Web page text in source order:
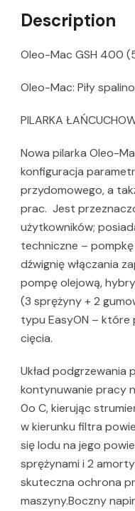
Description
Oleo-Mac GSH 400
Oleo-Mac: Piły
PILARKA
Nowa pilarka Oleo-
konfiguracja
przydomowego, a
prac. Jest
użytkowników;
techniczne –
dźwignię włączania
pompę olejową,
(3 sprężyny + 2
typu EasyON – które
cięcia.
Układ podgrzewania
kontynuwanie pracy
0o C, kierując
w kierunku filtra
się lodu na jego
sprężynami i 2
skuteczna ochrona
maszyny.Boczny